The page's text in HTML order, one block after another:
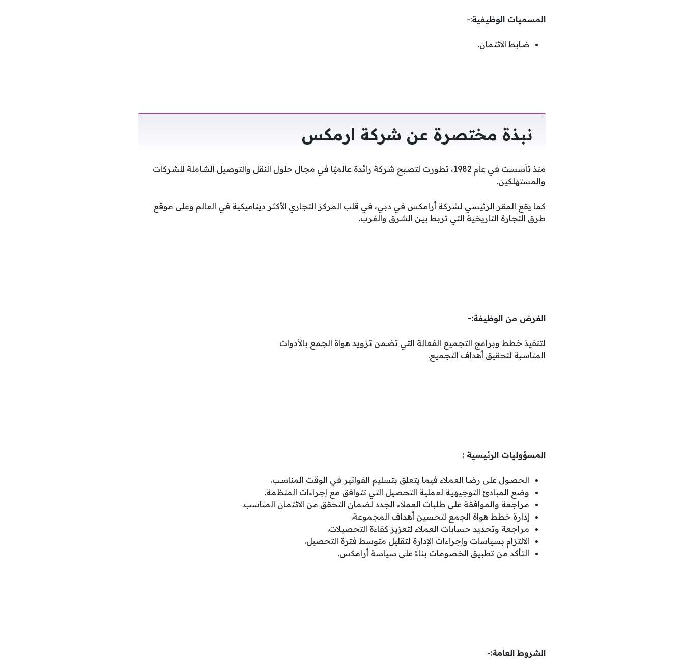
المسميات الوظيفية:-
ضابط الائتمان.
نبذة مختصرة عن شركة ارمكس
منذ تأسست في عام 1982، تطورت لتصبح شركة رائدة عالميًا في مجال حلول النقل والتوصيل الشاملة للشركات
والمستهلكين.
كما يقع المقر الرئيسي لشركة أرامكس في دبي، في قلب المركز التجاري الأكثر ديناميكية في العالم وعلى موقع
طرق التجارة التاريخية التي تربط بين الشرق والغرب.
الغرض من الوظيفة:-
لتنفيذ خطط وبرامج التجميع الفعالة التي تضمن تزويد هواة الجمع بالأدوات
المناسبة لتحقيق أهداف التجميع.
المسؤوليات الرئيسية :
الحصول على رضا العملاء فيما يتعلق بتسليم الفواتير في الوقت المناسب.
وضع المبادئ التوجيهية لعملية التحصيل التي تتوافق مع إجراءات المنظمة.
مراجعة والموافقة على طلبات العملاء الجدد لضمان التحقق من الائتمان المناسب.
إدارة خطط هواة الجمع لتحسين أهداف المجموعة.
مراجعة وتحديد حسابات العملاء لتعزيز كفاءة التحصيلات.
الالتزام بسياسات وإجراءات الإدارة لتقليل متوسط ​​فترة التحصيل.
التأكد من تطبيق الخصومات بناءً على سياسة أرامكس.
الشروط العامة:-